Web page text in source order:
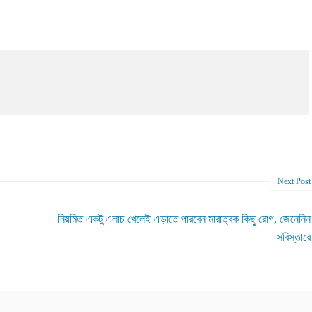
Next Post
নিয়মিত একটু এলাচ খেলেই এড়াতে পারবেন মারাত্বক কিছু রোগ, জেনেনিন
সবিস্তারে